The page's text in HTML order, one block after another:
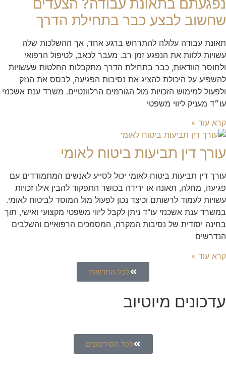
נפגעתם בתאונת עבודה? הצעדים
שחשוב לבצע כבר בתחילת הדרך
תאונת עבודה עלולה להתרחש ברגע אחד, אך ההשלכות שלה
עשויות ללוות את הנפגע זמן רב. מעבר לכאב, לטיפול הרפואי
ולחוסר הוודאות, כבר בתחילת הדרך מתקבלות החלטות שעשויות
להשפיע על היכולת להציג את נסיבות הפגיעה, לבסס את הנזק
ולפעול למימוש הזכויות מול הגורמים הרלוונטיים. משרד ענת אשכנזי
עו״ד מעניק ליווי משפטי
קרא עוד »
עורך דין תביעות ביטוח לאומי
עורך דין תביעות ביטוח לאומי יכול לסייע לאנשים המתמודדים עם
פגיעה, מחלה, תאונה או ירידה בכושר התפקוד להבין אילו זכויות
עשויות לעמוד לרשותם וכיצד נכון לפעול מול המוסד לביטוח לאומי.
במשרד ענת אשכנזי עו"ד ניתן לקבל ליווי משפטי מקצועי ואישי, תוך
בחינה יסודית של נסיבות המקרה, המסמכים הרפואיים והשלבים
הנדרשים
קרא עוד »
לכל החדשות
עדכונים מיוטיוב
לכל הסירטונים